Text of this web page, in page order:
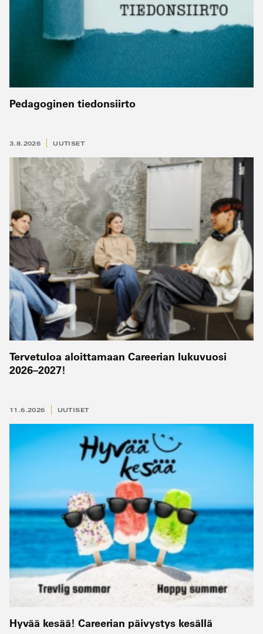
Pedagoginen tiedonsiirto
3.8.2026 UUTISET
Tervetuloa aloittamaan Careerian lukuvuosi
2026–2027!
11.6.2026 UUTISET
Hyvää kesää! Careerian päivystys kesällä